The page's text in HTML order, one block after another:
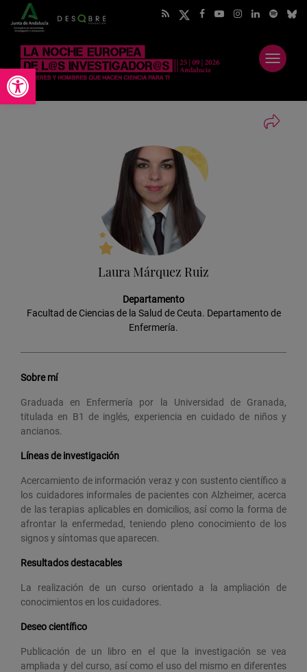
Abrir barra de herramientas
Abrir
menú
Laura Márquez Ruiz
Departamento
Facultad de Ciencias de la Salud de Ceuta. Departamento de
Enfermería.
Sobre mí
Graduada en Enfermería por la Universidad de Granada,
titulada en B1 de inglés, experiencia en cuidado de niños y
ancianos.
Líneas de investigación
Acercamiento de información veraz y con sustento científico a
los cuidadores informales de pacientes con Alzheimer, acerca
de las terapias aplicables en domicilios, así como la forma de
afrontar la enfermedad, teniendo pleno conocimiento de los
signos y síntomas que aparecen.
Resultados destacables
La realización de un curso orientado a la ampliación de
conocimientos en los cuidadores.
Deseo científico
Publicación de un libro en el que la investigación se vea
ampliada y del curso, así como el uso del mismo en diferentes